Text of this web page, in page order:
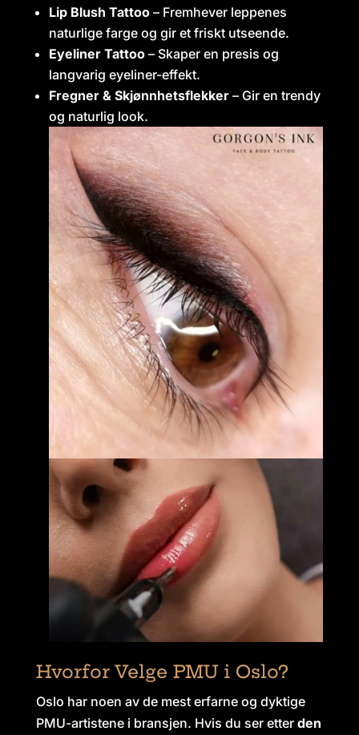
Lip Blush Tattoo– Fremhever leppenes
naturlige farge og gir et friskt utseende.
Eyeliner Tattoo– Skaper en presis og
langvarig eyeliner-effekt.
Fregner & Skjønnhetsflekker– Gir en trendy
og naturlig look.
Hvorfor Velge PMU i Oslo?
Oslo har noen av de mest erfarne og dyktige
PMU-artistene i bransjen. Hvis du ser etter den